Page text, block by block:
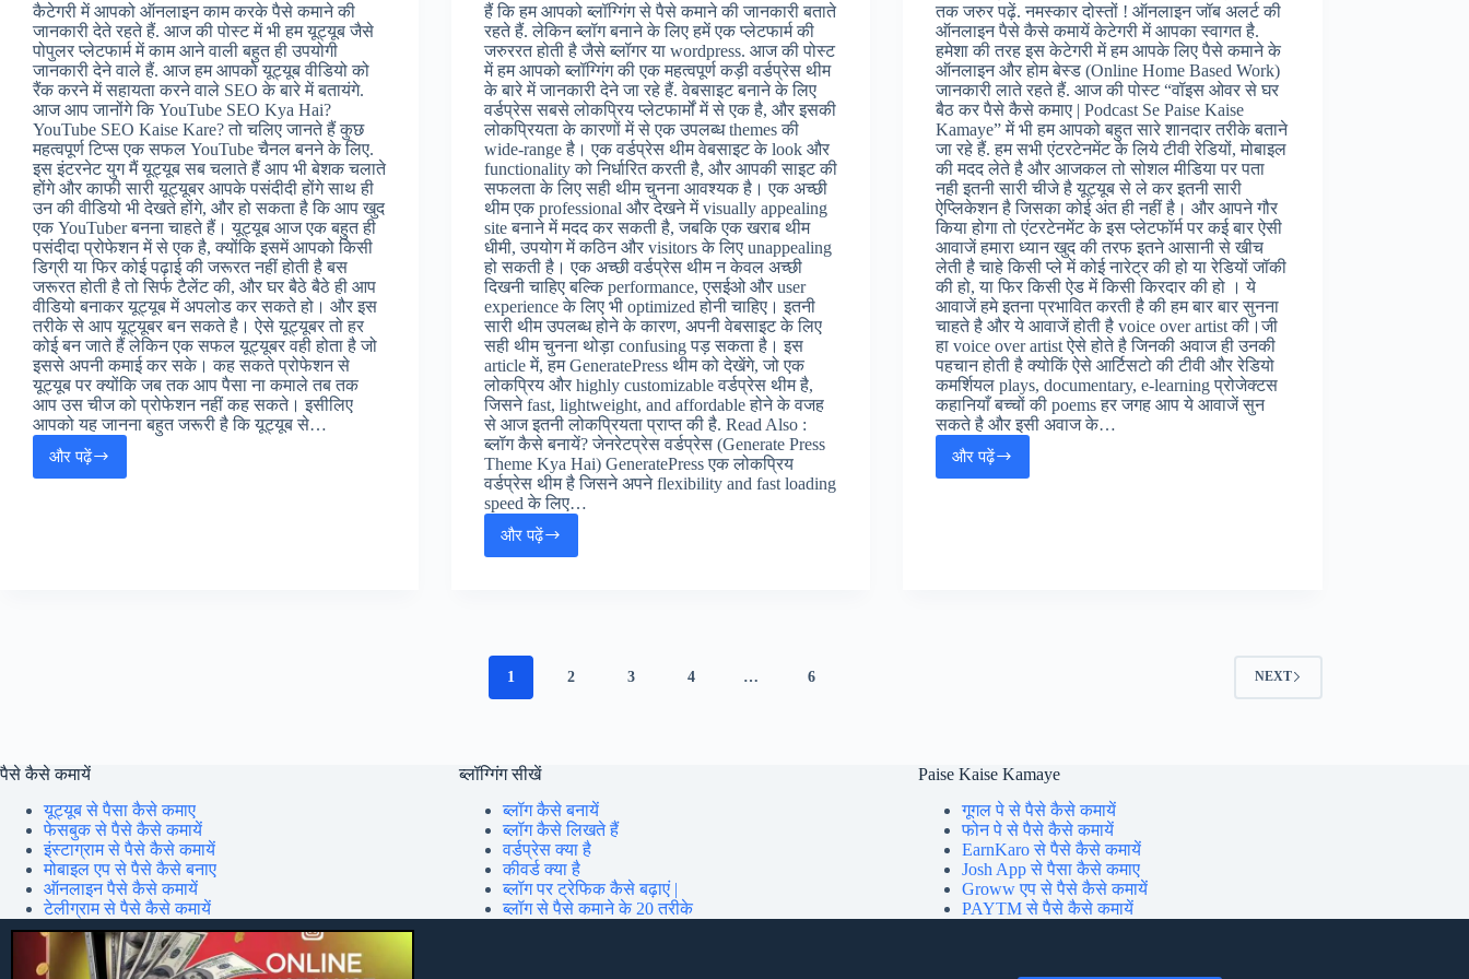
कैटेगरी में आपको ऑनलाइन काम करके पैसे कमाने की
जानकारी देते रहते हैं. आज की पोस्ट में भी हम यूट्यूब जैसे
पोपुलर प्लेटफार्म में काम आने वाली बहुत ही उपयोगी
जानकारी देने वाले हैं. आज हम आपको यूट्यूब वीडियो को
रैंक करने में सहायता करने वाले SEO के बारे में बतायंगे.
आज आप जानोंगे कि YouTube SEO Kya Hai?
YouTube SEO Kaise Kare? तो चलिए जानते हैं कुछ
महत्वपूर्ण टिप्स एक सफल YouTube चैनल बनने के लिए.
इस इंटरनेट युग मैं यूट्यूब सब चलाते हैं आप भी बेशक चलाते
होंगे और काफी सारी यूट्यूबर आपके पसंदीदी होंगे साथ ही
उन की वीडियो भी देखते होंगे, और हो सकता है कि आप खुद
एक YouTuber बनना चाहते हैं। यूट्यूब आज एक बहुत ही
पसंदीदा प्रोफेशन में से एक है, क्योंकि इसमें आपको किसी
डिग्री या फिर कोई पढ़ाई की जरूरत नहीं होती है बस
जरूरत होती है तो सिर्फ टैलेंट की, और घर बैठे बैठे ही आप
वीडियो बनाकर यूट्यूब में अपलोड कर सकते हो। और इस
तरीके से आप यूट्यूबर बन सकते है। ऐसे यूट्यूबर तो हर
कोई बन जाते हैं लेकिन एक सफल यूट्यूबर वही होता है जो
इससे अपनी कमाई कर सके। कह सकते प्रोफेशन से
यूट्यूब पर क्योंकि जब तक आप पैसा ना कमाले तब तक
आप उस चीज को प्रोफेशन नहीं कह सकते। इसीलिए
आपको यह जानना बहुत जरूरी है कि यूट्यूब से…
और पढ़ेंयूट्यूब
हैं कि हम आपको ब्लॉग्गिंग से पैसे कमाने की जानकारी बताते
रहते हैं. लेकिन ब्लॉग बनाने के लिए हमें एक प्लेटफार्म की
जरुररत होती है जैसे ब्लॉगर या wordpress. आज की पोस्ट
में हम आपको ब्लॉग्गिंग की एक महत्वपूर्ण कड़ी वर्डप्रेस थीम
के बारे में जानकारी देने जा रहे हैं. वेबसाइट बनाने के लिए
वर्डप्रेस सबसे लोकप्रिय प्लेटफार्मों में से एक है, और इसकी
लोकप्रियता के कारणों में से एक उपलब्ध themes की
wide-range है। एक वर्डप्रेस थीम वेबसाइट के look और
functionality को निर्धारित करती है, और आपकी साइट की
सफलता के लिए सही थीम चुनना आवश्यक है। एक अच्छी
थीम एक professional और देखने में visually appealing
site बनाने में मदद कर सकती है, जबकि एक खराब थीम
धीमी, उपयोग में कठिन और visitors के लिए unappealing
हो सकती है। एक अच्छी वर्डप्रेस थीम न केवल अच्छी
दिखनी चाहिए बल्कि performance, एसईओ और user
experience के लिए भी optimized होनी चाहिए। इतनी
सारी थीम उपलब्ध होने के कारण, अपनी वेबसाइट के लिए
सही थीम चुनना थोड़ा confusing पड़ सकता है। इस
article में, हम GeneratePress थीम को देखेंगे, जो एक
लोकप्रिय और highly customizable वर्डप्रेस थीम है,
जिसने fast, lightweight, and affordable होने के वजह
से आज इतनी लोकप्रियता प्राप्त की है. Read Also :
ब्लॉग कैसे बनायें? जेनरेटप्रेस वर्डप्रेस (Generate Press
Theme Kya Hai) GeneratePress एक लोकप्रिय
वर्डप्रेस थीम है जिसने अपने flexibility and fast loading
speed के लिए…
और पढ़ेंजेनरेटप्रेस
WordPress
तक जरुर पढ़ें. नमस्कार दोस्तों ! ऑनलाइन जॉब अलर्ट की
ऑनलाइन पैसे कैसे कमायें केटेगरी में आपका स्वागत है.
हमेशा की तरह इस केटेगरी में हम आपके लिए पैसे कमाने के
ऑनलाइन और होम बेस्ड (Online Home Based Work)
जानकारी लाते रहते हैं. आज की पोस्ट “वॉइस ओवर से घर
बैठ कर पैसे कैसे कमाए | Podcast Se Paise Kaise
Kamaye” में भी हम आपको बहुत सारे शानदार तरीके बताने
जा रहे हैं. हम सभी एंटरटेनमेंट के लिये टीवी रेडियों, मोबाइल
की मदद लेते है और आजकल तो सोशल मीडिया पर पता
नही इतनी सारी चीजे है यूट्यूब से ले कर इतनी सारी
ऐप्लिकेशन है जिसका कोई अंत ही नहीं है। और आपने गौर
किया होगा तो एंटरटेनमेंट के इस प्लेटफॉर्म पर कई बार ऐसी
आवाजें हमारा ध्यान खुद की तरफ इतने आसानी से खीच
लेती है चाहे किसी प्ले में कोई नारेट्र की हो या रेडियों जॉकी
की हो, या फिर किसी ऐड में किसी किरदार की हो । ये
आवाजें हमे इतना प्रभावित करती है की हम बार बार सुनना
चाहते है और ये आवाजें होती है voice over artist की।जी
हा voice over artist ऐसे होते है जिनकी अवाज ही उनकी
पहचान होती है क्योकिं ऐसे आर्टिसटो की टीवी और रेडियो
कमर्शियल plays, documentary, e-learning प्रोजेक्टस
कहानियाँ बच्चों की poems हर जगह आप ये आवाजें सुन
सकते है और इसी अवाज के…
और पढ़ेंHindi
1 2 3 4 … 6 NEXT
पैसे कैसे कमायें
यूट्यूब से पैसा कैसे कमाए
फेसबुक से पैसे कैसे कमायें
इंस्टाग्राम से पैसे कैसे कमायें
मोबाइल एप से पैसे कैसे बनाए
ऑनलाइन पैसे कैसे कमायें
टेलीग्राम से पैसे कैसे कमायें
ब्लॉग्गिंग सीखें
ब्लॉग कैसे बनायें
ब्लॉग कैसे लिखते हैं
वर्डप्रेस क्या है
कीवर्ड क्या है
ब्लॉग पर ट्रेफिक कैसे बढ़ाएं |
ब्लॉग से पैसे कमाने के 20 तरीके
Paise Kaise Kamaye
गूगल पे से पैसे कैसे कमायें
फोन पे से पैसे कैसे कमायें
EarnKaro से पैसे कैसे कमायें
Josh App से पैसा कैसे कमाए
Groww एप से पैसे कैसे कमायें
PAYTM से पैसे कैसे कमायें